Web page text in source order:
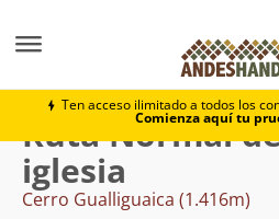
Ten acceso ilimitado a todos los
Comienza aquí tu
Cerro
Ruta Normal
iglesia
Cerro Gualliguaica (1.416m)